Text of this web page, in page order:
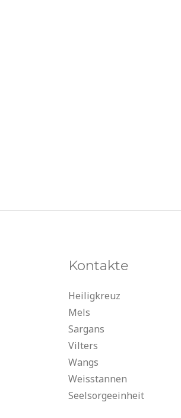
Kontakte
Heiligkreuz
Mels
Sargans
Vilters
Wangs
Weisstannen
Seelsorgeeinheit